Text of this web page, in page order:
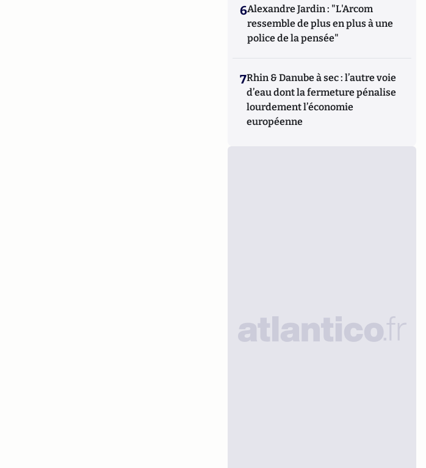
6Alexandre Jardin : "L'Arcom
ressemble de plus en plus à une
police de la pensée"
7Rhin & Danube à sec : l’autre voie
d’eau dont la fermeture pénalise
lourdement l’économie
européenne